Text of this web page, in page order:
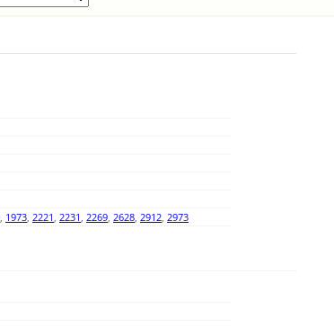
, 1973, 2221, 2231, 2269, 2628, 2912, 2973